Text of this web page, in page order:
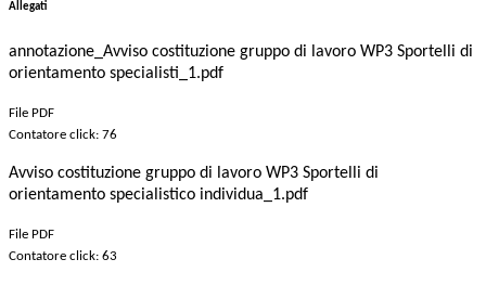
Allegati
annotazione_Avviso costituzione gruppo di lavoro WP3 Sportelli di
orientamento specialisti_1.pdf
File PDF
Contatore click: 76
Avviso costituzione gruppo di lavoro WP3 Sportelli di
orientamento specialistico individua_1.pdf
File PDF
Contatore click: 63